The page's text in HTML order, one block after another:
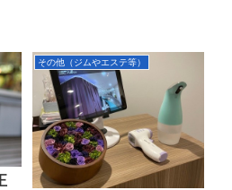
その他（ジムやエステ等）